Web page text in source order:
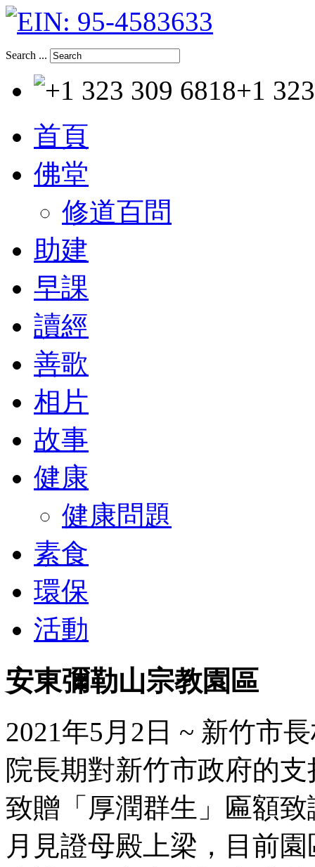
Search ...
+1
首頁
佛堂
修道百問
助建
早課
讀經
善歌
相片
故事
健康
健康問題
素食
環保
活動
安東彌勒山宗教園區
2021年5月2日 ~ 新竹市
院長期對新竹市政府的
致贈「厚潤群生」匾額
月見證母殿上梁，目前